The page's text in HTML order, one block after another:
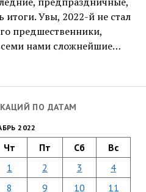
ПО ДАТАМ
2022
Чт Пт Сб Вс
1 2 3
4
8 9 10
11
Увы, 2022-й не стал
предшественники,
нами сложнейшие…